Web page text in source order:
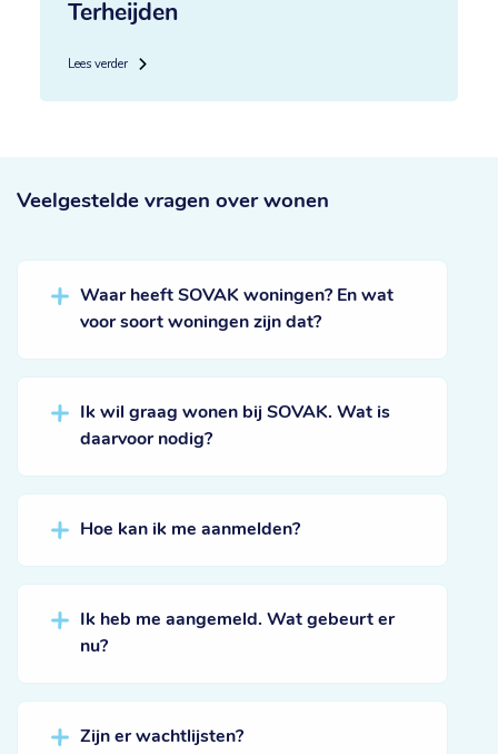
Terheijden
Lees verder
Veelgestelde vragen over wonen
Waar heeft SOVAK woningen? En wat
voor soort woningen zijn dat?
Ik wil graag wonen bij SOVAK. Wat is
daarvoor nodig?
Hoe kan ik me aanmelden?
Ik heb me aangemeld. Wat gebeurt er
nu?
Zijn er wachtlijsten?